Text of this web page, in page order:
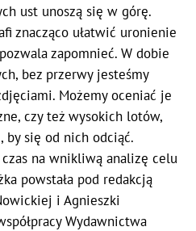
ust unoszą się w górę.
znacząco ułatwić uronienie
zapomnieć. W dobie
bez przerwy jesteśmy
Możemy oceniać je
czy też wysokich lotów,
się od nich odciąć.
na wnikliwą analizę celu
powstała pod redakcją
i Agnieszki
Wydawnictwa